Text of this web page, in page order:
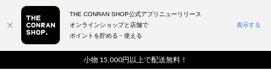
小物 15,000円以上で配送無料！
詳細検索はこちら
THE CONRAN SHOP公式アプリニューリリース
オンラインショップと店舗で
ポイントを貯める・使える
表示する